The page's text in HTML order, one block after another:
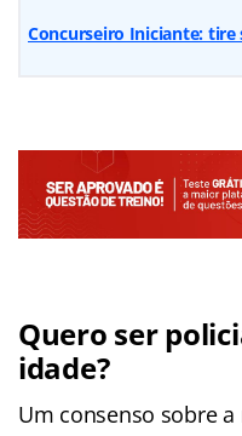
Concurseiro Iniciante: tire
Quero ser
idade?
Um consenso sobre